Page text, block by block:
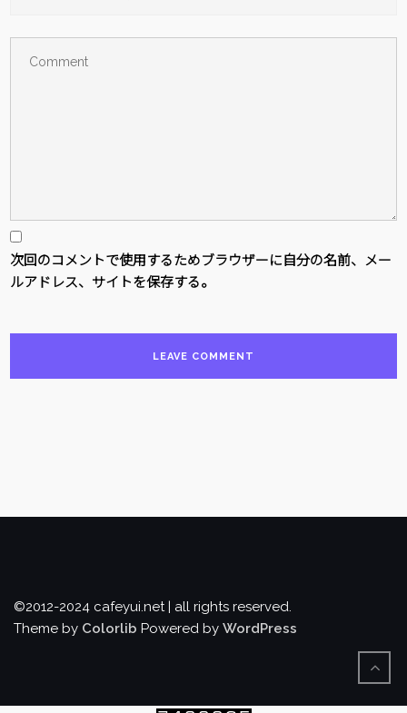
次回のコメントで使用するためブラウザーに自分の名前、メー
ルアドレス、サイトを保存する。
©2012-2024 cafeyui.net | all rights reserved.
Theme by Colorlib Powered by WordPress